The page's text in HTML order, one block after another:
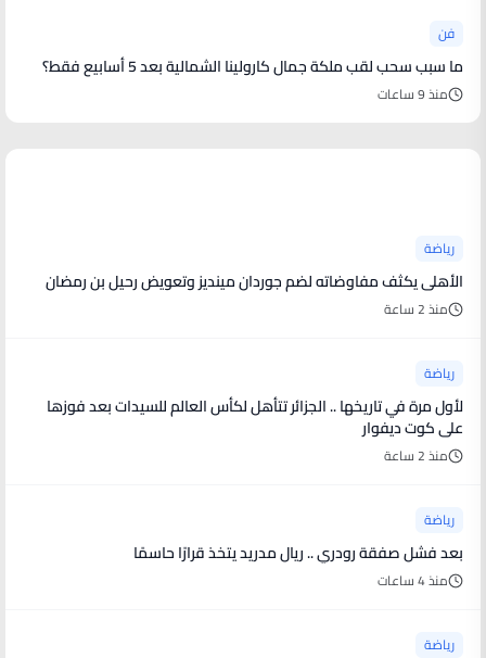
فن
ما سبب سحب لقب ملكة جمال كارولينا الشمالية بعد 5 أسابيع فقط؟
منذ 9 ساعات
رياضة
الأهلى يكثف مفاوضاته لضم جوردان مينديز وتعويض رحيل بن رمضان
منذ 2 ساعة
رياضة
لأول مرة في تاريخها .. الجزائر تتأهل لكأس العالم للسيدات بعد فوزها
على كوت ديفوار
منذ 2 ساعة
رياضة
بعد فشل صفقة رودري .. ريال مدريد يتخذ قرارًا حاسمًا
منذ 4 ساعات
رياضة